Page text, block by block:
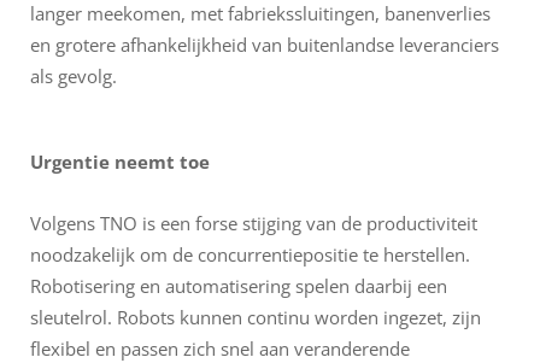
langer meekomen, met fabriekssluitingen, banenverlies
en grotere afhankelijkheid van buitenlandse leveranciers
als gevolg.
Urgentie neemt toe
Volgens TNO is een forse stijging van de productiviteit
noodzakelijk om de concurrentiepositie te herstellen.
Robotisering en automatisering spelen daarbij een
sleutelrol. Robots kunnen continu worden ingezet, zijn
flexibel en passen zich snel aan veranderende